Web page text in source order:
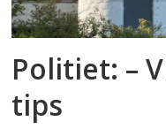
Politiet: –
tips